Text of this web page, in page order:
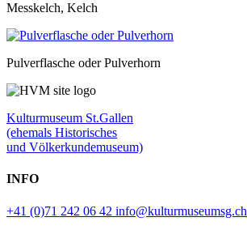
Messkelch, Kelch
Pulverflasche oder Pulverhorn
Kulturmuseum St.Gallen
(ehemals Historisches
und Völkerkundemuseum)
INFO
+41 (0)71 242 06 42 info@kulturmuseumsg.ch